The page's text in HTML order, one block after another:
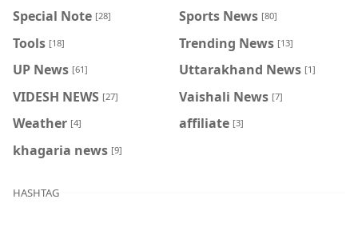
Special Note [28] Sports News [80]
Tools [18] Trending News [13]
UP News [61] Uttarakhand News [1]
VIDESH NEWS [27] Vaishali News [7]
Weather [4] affiliate [3]
khagaria news [9]
HASHTAG